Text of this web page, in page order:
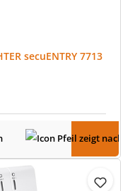
secuENTRY 7713